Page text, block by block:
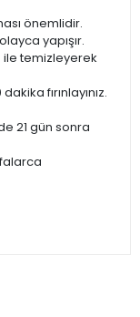
önemlidir.
yapışır.
temizleyerek
fırınlayınız.
21 gün sonra